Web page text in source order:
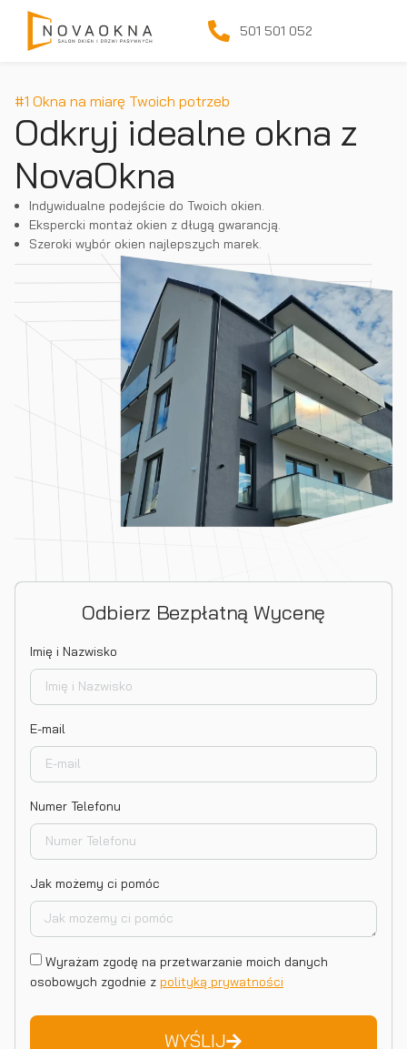
501 501 052
#1 Okna na miarę Twoich potrzeb
Odkryj idealne okna z
NovaOkna
Indywidualne podejście do Twoich okien.
Ekspercki montaż okien z długą gwarancją.
Szeroki wybór okien najlepszych marek.
Odbierz Bezpłatną Wycenę
Imię i Nazwisko
E-mail
Numer Telefonu
Jak możemy ci pomóc
Wyrażam zgodę na przetwarzanie moich danych
osobowych zgodnie z polityką prywatności
WYŚLIJ